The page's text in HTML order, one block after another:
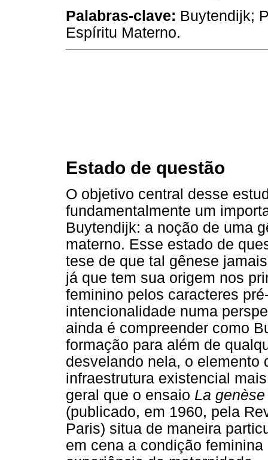
Palabras-clave: Buytendijk;
Espíritu Materno.
Estado de questão
O objetivo central desse
fundamentalmente um
Buytendijk: a noção de uma
materno. Esse estado de
tese de que tal gênese
já que tem sua origem nos
feminino pelos caracteres
intencionalidade numa
ainda é compreender como
formação para além de
desvelando nela, o elemento
infraestrutura existencial
geral que o ensaio La
(publicado, em 1960, pela
Paris) situa de maneira
em cena a condição